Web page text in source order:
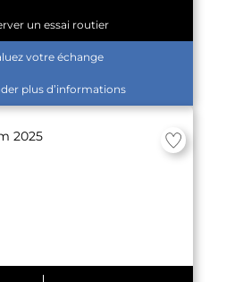
un essai routier
votre échange
plus d’informations
2025